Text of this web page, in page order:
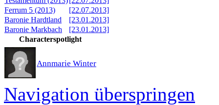
Ferrum 5 (2013)
[22.07.2013]
Baronie Hardtland
[23.01.2013]
Baronie Markbach
[23.01.2013]
Characterspotlight
Annmarie Winter
Navigation überspringen